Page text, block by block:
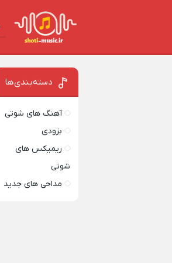
دسته‌بندی‌ها
آهنگ های شوتی
بزودی
ریمیکس های
شوتی
مداحی های جدید